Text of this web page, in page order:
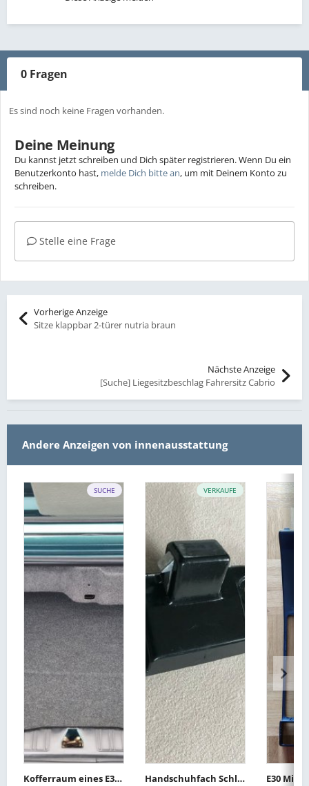
0 Fragen
Es sind noch keine Fragen vorhanden.
Deine Meinung
Du kannst jetzt schreiben und Dich später registrieren. Wenn Du ein
Benutzerkonto hast, melde Dich bitte an, um mit Deinem Konto zu
schreiben.
Stelle eine Frage
Vorherige Anzeige
Sitze klappbar 2-türer nutria braun
Nächste Anzeige
[Suche] Liegesitzbeschlag Fahrersitz Cabrio
Andere Anzeigen von innenausstattung
SUCHE
Kofferraum eines E30-Cabrios-OE 51471932815
VERKAUFE
Handschuhfach Schlossfalle oben für BMW E23 E30 E34 E36 Z1 Z3